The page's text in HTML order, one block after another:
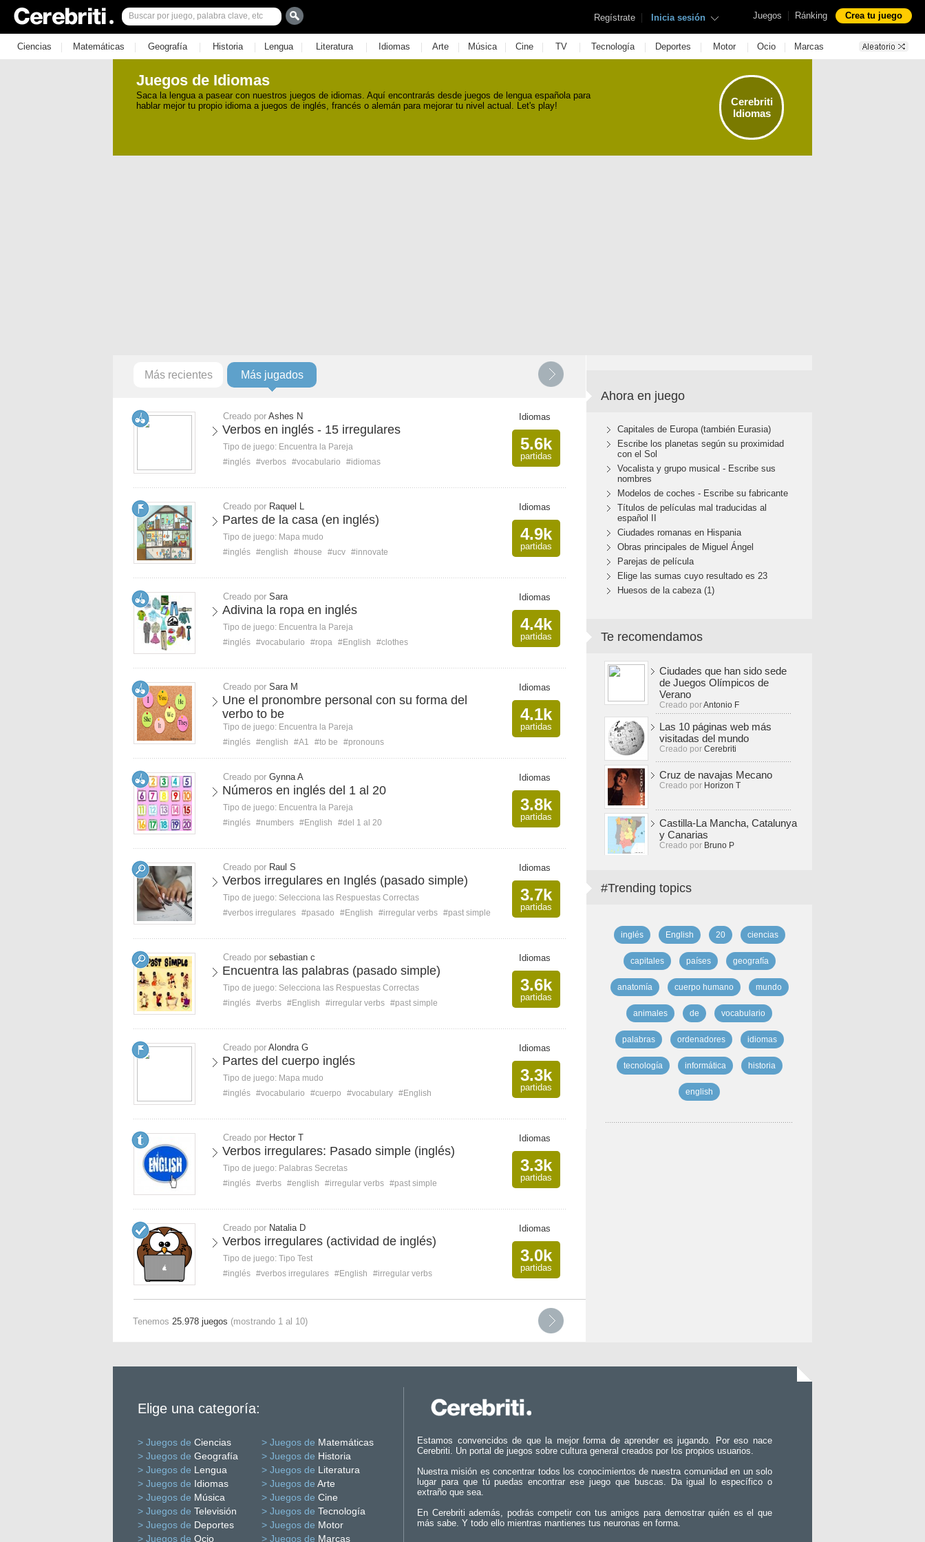
Juegos | Ránking Crea tu juego
Regístrate | Inicia sesión
Ciencias | Matemáticas | Geografía | Historia | Lengua | Literatura | Idiomas | Arte | Música | Cine | TV | Tecnología | Deportes | Motor | Ocio | Marcas
Juegos de Idiomas
Saca la lengua a pasear con nuestros juegos de idiomas. Aquí encontrarás desde juegos de lengua española para
hablar mejor tu propio idioma a juegos de inglés, francés o alemán para mejorar tu nivel actual. Let's play!
Cerebriti
Idiomas
Más recientes Más jugados
Creado por Ashes N
Verbos en inglés - 15 irregulares
Tipo de juego: Encuentra la Pareja
#inglés #verbos #vocabulario #idiomas
Idiomas
5.6k
partidas
Creado por Raquel L
Partes de la casa (en inglés)
Tipo de juego: Mapa mudo
#inglés #english #house #ucv #innovate
Idiomas
4.9k
partidas
Creado por Sara
Adivina la ropa en inglés
Tipo de juego: Encuentra la Pareja
#inglés #vocabulario #ropa #English #clothes
Idiomas
4.4k
partidas
Creado por Sara M
Une el pronombre personal con su forma del
verbo to be
Tipo de juego: Encuentra la Pareja
#inglés #english #A1 #to be #pronouns
Idiomas
4.1k
partidas
Creado por Gynna A
Números en inglés del 1 al 20
Tipo de juego: Encuentra la Pareja
#inglés #numbers #English #del 1 al 20
Idiomas
3.8k
partidas
Creado por Raul S
Verbos irregulares en Inglés (pasado simple)
Tipo de juego: Selecciona las Respuestas Correctas
#verbos irregulares #pasado #English #irregular verbs #past simple
Idiomas
3.7k
partidas
Creado por sebastian c
Encuentra las palabras (pasado simple)
Tipo de juego: Selecciona las Respuestas Correctas
#inglés #verbs #English #irregular verbs #past simple
Idiomas
3.6k
partidas
Creado por Alondra G
Partes del cuerpo inglés
Tipo de juego: Mapa mudo
#inglés #vocabulario #cuerpo #vocabulary #English
Idiomas
3.3k
partidas
Creado por Hector T
Verbos irregulares: Pasado simple (inglés)
Tipo de juego: Palabras Secretas
#inglés #verbs #english #irregular verbs #past simple
Idiomas
3.3k
partidas
Creado por Natalia D
Verbos irregulares (actividad de inglés)
Tipo de juego: Tipo Test
#inglés #verbos irregulares #English #irregular verbs
Idiomas
3.0k
partidas
Tenemos 25.978 juegos (mostrando 1 al 10)
Ahora en juego
Capitales de Europa (también Eurasia)
Escribe los planetas según su proximidad
con el Sol
Vocalista y grupo musical - Escribe sus
nombres
Modelos de coches - Escribe su fabricante
Títulos de películas mal traducidas al
español II
Ciudades romanas en Hispania
Obras principales de Miguel Ángel
Parejas de película
Elige las sumas cuyo resultado es 23
Huesos de la cabeza (1)
Te recomendamos
Ciudades que han sido sede
de Juegos Olímpicos de
Verano
Creado porAntonio F
Las 10 páginas web más
visitadas del mundo
Creado por Cerebriti
Cruz de navajas Mecano
Creado por Horizon T
Castilla-La Mancha, Catalunya
y Canarias
Creado por Bruno P
#Trending topics
inglés English 20 ciencias
capitales países geografía
anatomía cuerpo humano mundo
animales de vocabulario
palabras ordenadores idiomas
tecnología informática historia
english
Elige una categoría:
> Juegos de Ciencias > Juegos de Matemáticas
> Juegos de Geografía > Juegos de Historia
> Juegos de Lengua > Juegos de Literatura
> Juegos de Idiomas > Juegos de Arte
> Juegos de Música > Juegos de Cine
> Juegos de Televisión > Juegos de Tecnología
> Juegos de Deportes > Juegos de Motor
> Juegos de Ocio > Juegos de Marcas
Estamos convencidos de que la mejor forma de aprender es jugando. Por eso nace
Cerebriti. Un portal de juegos sobre cultura general creados por los propios usuarios.
Nuestra misión es concentrar todos los conocimientos de nuestra comunidad en un solo
lugar para que tú puedas encontrar ese juego que buscas. Da igual lo específico o
extraño que sea.
En Cerebriti además, podrás competir con tus amigos para demostrar quién es el que
más sabe. Y todo ello mientras mantienes tus neuronas en forma.